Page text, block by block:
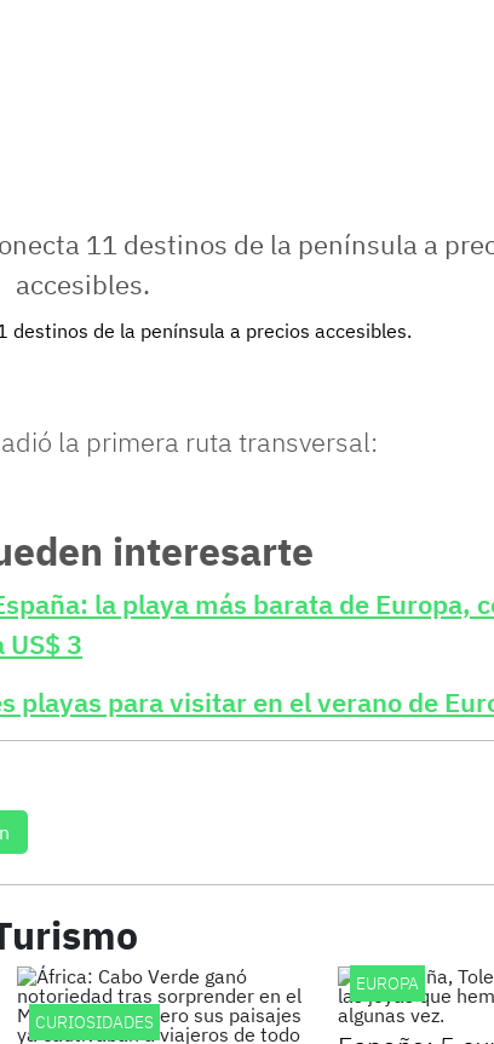
destinos de la península a precios accesibles.
la primera ruta transversal:
interesarte
la playa más barata de Europa,
3
playas para visitar en el verano de
CURIOSIDADES
EUROPA